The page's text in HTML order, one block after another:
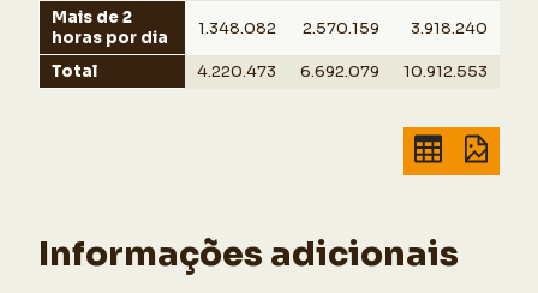
Mais de 2
horas por dia
1.348.082 2.570.159 3.918.240
Total 4.220.473 6.692.079 10.912.553
Informações adicionais